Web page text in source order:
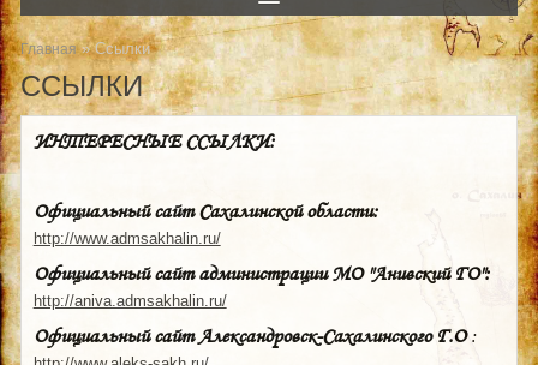
Главная» Ссылки
ССЫЛКИ
ИНТЕРЕСНЫЕ ССЫЛКИ:
Официальный сайт Сахалинской области:
http://www.admsakhalin.ru/
Официальный сайт администрации МО "Анивский ГО":
http://aniva.admsakhalin.ru/
Официальный сайт Александровск-Сахалинского Г.О: